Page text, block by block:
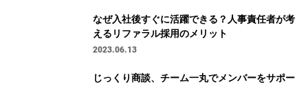
なぜ入社後すぐに活躍できる？人事責任者が考
えるリファラル採用のメリット
2023.06.13
じっくり商談、チーム一丸でメンバーをサポー